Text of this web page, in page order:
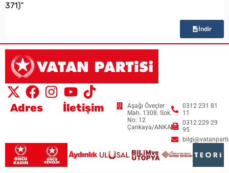
371)”
İndir
Adres
Aşağı Öveçler
Mah. 1308. Sok.
No: 12
Çankaya/ANKARA
İletişim
0312 231 81
11
0312 229 29
95